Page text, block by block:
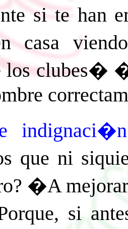
si te han
casa
los clubes�
que ni
�A
si